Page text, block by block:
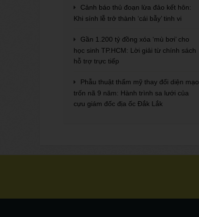
Cảnh báo thủ đoạn lừa đảo kết hôn:
Khi sính lễ trở thành ‘cái bẫy’ tinh vi
Gần 1.200 tỷ đồng xóa ‘mù bơi’ cho
học sinh TP.HCM: Lời giải từ chính sách
hỗ trợ trực tiếp
Phẫu thuật thẩm mỹ thay đổi diện mạo
trốn nã 9 năm: Hành trình sa lưới của
cựu giám đốc địa ốc Đắk Lắk